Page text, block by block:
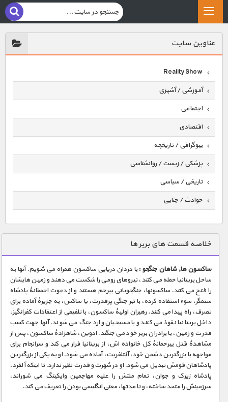
عناوين سايت
Reality Show
آموزشی / آشپزی
اجتماعی
اقتصادی
بیوگرافی / تاریخچه
پزشکی / زیست / روانشناسی
تاریخی / سیاسی
حوادث / جنایی
دنیای خوراکی ها
زمین شناسی / محیط زیست
سازه/ معماری/ مهندسی
سرگرمی
شناخت کودکان
طبیعت
علم و فناوری
فرهنگ / هنر
کیهان / نجوم
خلاصه قسمت های بربر ها
ساکسون ها, شاهان جنگجو :با دزدان دریایی ساکسون همراه می شویم. آنها به
ساحل بریتانیا حمله می کنند، نیروهای رومی را شکست می دهند و زمین هایشان
را فتح می کنند. ساکسونها، جنگجویانی بیرحم هستند و از دعوت احمقانۀ پادشاه
ستمگر، سوء استفاده کرده، با تبر جنگی پرقدرت، یا ساکس، به جزیرۀ آماده برای
تصرف، راه پیدا می کنند. رهبران اولیۀ ساکسون، با تلفیقی از اعتقادات کفرانگیز،
داخل بریتانیا نفوذ می کنند و با مسیحیان وارد جنگ می شوند. آنها جهت کسب
قدرت و زمین، با برادران بربر خود می جنگند. ادوین، شاهزادۀ ساکسون، پس از
مشاهدۀ قتل بیرحمانۀ کل خانواده اش، از بریتانیا فرار می کند و سرانجام برای
مواجهه با بزرگترین دشمن خود، آئتلفریت، آماده می شود. او به یکی از بزرگترین
پادشاهان قومش تبدیل می شود. او در شهرت و قدرت نظیر ندارد. تا اینکه آلفرد،
پادشاه زیرک و جوان، تمام ملتش را علیه مهاجمین وایکینگ می شوراند،
سرزمینش را متحد ساخته، و تا مدتها، معنی انگلیسی بودن را تعریف می کند.